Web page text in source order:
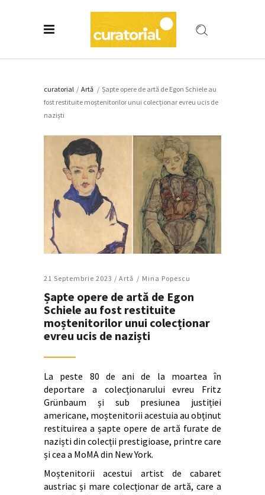
curatorial / Artǎ / Șapte opere de artă de Egon Schiele au
fost restituite moștenitorilor unui colecționar evreu ucis de
naziști
21 Septembrie 2023 / Artǎ Mina Popescu
Șapte opere de artă de Egon
Schiele au fost restituite
moștenitorilor unui colecționar
evreu ucis de naziști
La peste 80 de ani de la moartea în
deportare a colecționarului evreu Fritz
Grünbaum și sub presiunea justiției
americane, moștenitorii acestuia au obținut
restituirea a șapte opere de artă furate de
naziști din colecții prestigioase, printre care
și cea a MoMA din New York.
Moștenitorii acestui artist de cabaret
austriac și mare colecționar de artă, care a